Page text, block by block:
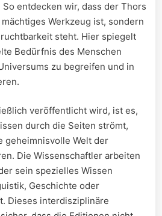
entdecken wir, dass⁤ der Thors‍
Werkzeug ist, sondern
steht. Hier ⁤spiegelt
Bedürfnis ⁤des Menschen
zu ​begreifen und ⁣in
veröffentlicht wird, ist ‍es,
‌durch die Seiten strömt,
geheimnisvolle ⁤Welt der‌
Die Wissenschaftler arbeiten
sein spezielles Wissen
Geschichte oder
Dieses interdisziplinäre